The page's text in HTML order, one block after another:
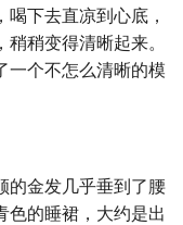
下去直凉到心底，
稍变得清晰起来。
一个不怎么清晰的模
的金发几乎垂到了腰
色的睡裙，大约是出